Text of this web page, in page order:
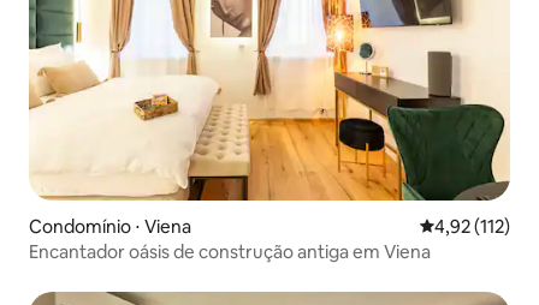
Condomínio ⋅ Viena 4,92 de uma
4,92 (112)
Encantador oásis de construção antiga em Viena